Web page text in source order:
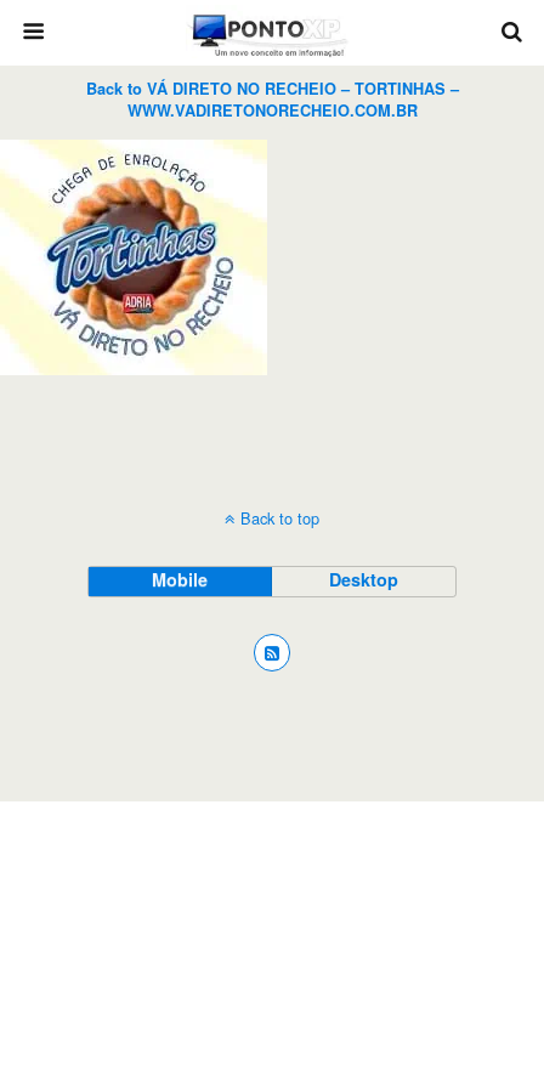
Back to VÁ DIRETO NO RECHEIO – TORTINHAS –
WWW.VADIRETONORECHEIO.COM.BR
Back to top
Mobile Desktop